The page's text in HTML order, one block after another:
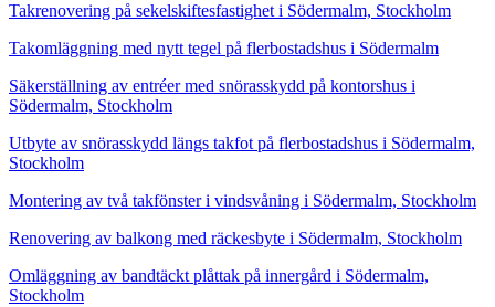
Takrenovering på sekelskiftesfastighet i Södermalm, Stockholm
Takomläggning med nytt tegel på flerbostadshus i Södermalm
Säkerställning av entréer med snörasskydd på kontorshus i
Södermalm, Stockholm
Utbyte av snörasskydd längs takfot på flerbostadshus i Södermalm,
Stockholm
Montering av två takfönster i vindsvåning i Södermalm, Stockholm
Renovering av balkong med räckesbyte i Södermalm, Stockholm
Omläggning av bandtäckt plåttak på innergård i Södermalm,
Stockholm